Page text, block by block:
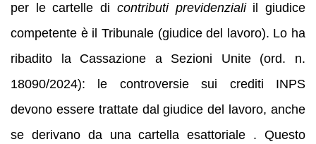
per le cartelle di contributi previdenzialiil giudice
competente è il Tribunale (giudice del lavoro). Lo ha
ribadito la Cassazione a Sezioni Unite (ord. n.
18090/2024): le controversie sui crediti INPS
devono essere trattate dal giudice del lavoro, anche
se derivano da una cartella esattoriale . Questo